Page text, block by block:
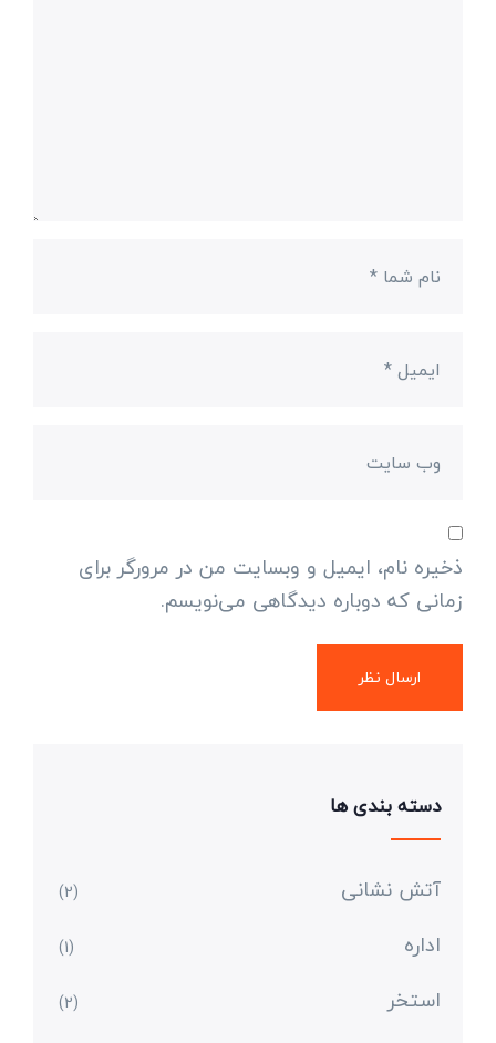
ذخیره نام، ایمیل و وبسایت من در مرورگر برای
زمانی که دوباره دیدگاهی می‌نویسم.
دسته بندی ها
آتش نشانی (2)
اداره (1)
استخر (2)